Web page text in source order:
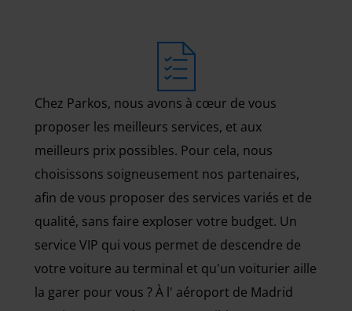
Chez Parkos, nous avons à cœur de vous
proposer les meilleurs services, et aux
meilleurs prix possibles. Pour cela, nous
choisissons soigneusement nos partenaires,
afin de vous proposer des services variés et de
qualité, sans faire exploser votre budget. Un
service VIP qui vous permet de descendre de
votre voiture au terminal et qu'un voiturier aille
la garer pour vous ? À l' aéroport de Madrid